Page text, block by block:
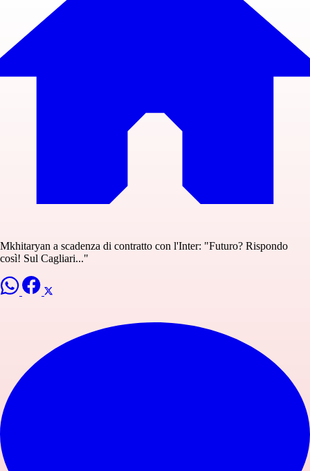
Mkhitaryan a scadenza di contratto con l'Inter: "Futuro? Rispondo
così! Sul Cagliari..."